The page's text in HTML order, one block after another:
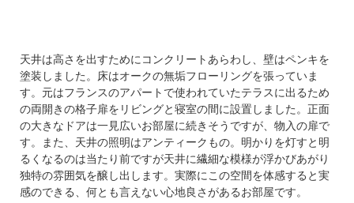
天井は高さを出すためにコンクリートあらわし、壁はペンキを
塗装しました。床はオークの無垢フローリングを張っていま
す。元はフランスのアパートで使われていたテラスに出るため
の両開きの格子扉をリビングと寝室の間に設置しました。正面
の大きなドアは一見広いお部屋に続きそうですが、物入の扉で
す。また、天井の照明はアンティークもの。明かりを灯すと明
るくなるのは当たり前ですが天井に繊細な模様が浮かびあがり
独特の雰囲気を醸し出します。実際にこの空間を体感すると実
感のできる、何とも言えない心地良さがあるお部屋です。